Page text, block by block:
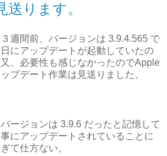
送ります。
週間前、バージョンは 3.9.4.565 で
にアップデートが起動していたの
、必要性も感じなかったのでApple
プデート作業は見送りました。
ージョンは 3.9.6 だったと記憶して
にアップデートされていることに
て仕方ない。